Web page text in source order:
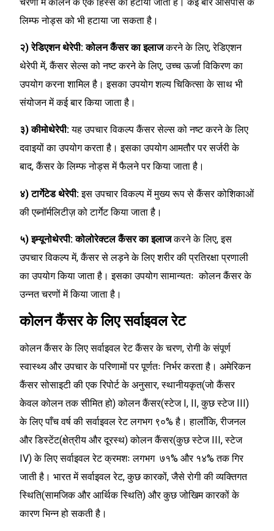
लिम्फ नोड्स को भी हटाया जा सकता है।
२) रेडिएशन थेरेपी: कोलन कैंसर का इलाजकरने के लिए, रेडिएशन
थेरेपी में, कैंसर सेल्स को नष्ट करने के लिए, उच्च ऊर्जा विकिरण का
उपयोग करना शामिल है। इसका उपयोग शल्य चिकित्सा के साथ भी
संयोजन में कई बार किया जाता है।
३) कीमोथेरेपी:यह उपचार विकल्प कैंसर सेल्स को नष्ट करने के लिए
दवाइयों का उपयोग करता है। इसका उपयोग आमतौर पर सर्जरी के
बाद, कैंसर के लिम्फ नोड्स में फैलने पर किया जाता है।
४) टार्गेटेड थेरेपी:इस उपचार विकल्प में मुख्य रूप से कैंसर कोशिकाओं
की एब्नॉर्मलिटीज़ को टार्गेट किया जाता है।
५) इम्यूनोथेरपी: कोलोरेक्टल कैंसर का इलाजकरने के लिए, इस
उपचार विकल्प में, कैंसर से लड़ने के लिए शरीर की प्रतिरक्षा प्रणाली
का उपयोग किया जाता है। इसका उपयोग सामान्यतः कोलन कैंसर के
उन्नत चरणों में किया जाता है।
कोलन कैंसर के लिए सर्वाइवल रेट
कोलन कैंसर के लिए सर्वाइवल रेट कैंसर के चरण, रोगी के संपूर्ण
स्वास्थ्य और उपचार के परिणामों पर पूर्णतः निर्भर करता है। अमेरिकन
कैंसर सोसाइटी की एक रिपोर्ट के अनुसार, स्थानीयकृत(जो कैंसर
केवल कोलन तक सीमित हो) कोलन कैंसर(स्टेज I, II, कुछ स्टेज III)
के लिए पाँच वर्ष की सर्वाइवल रेट लगभग ९०% है। हालाँकि, रीजनल
और डिस्टेंट(क्षेत्रीय और दूरस्थ) कोलन कैंसर(कुछ स्टेज III, स्टेज
IV) के लिए सर्वाइवल रेट क्रमशः लगभग ७१% और १४% तक गिर
जाती है। भारत में सर्वाइवल रेट, कुछ कारकों, जैसे रोगी की व्यक्तिगत
स्थिति(सामजिक और आर्थिक स्थिति) और कुछ जोखिम कारकों के
कारण भिन्न हो सकती है।